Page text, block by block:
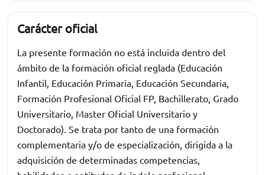
Carácter oficial
La presente formación no está incluida dentro del
ámbito de la formación oficial reglada (Educación
Infantil, Educación Primaria, Educación Secundaria,
Formación Profesional Oficial FP, Bachillerato, Grado
Universitario, Master Oficial Universitario y
Doctorado). Se trata por tanto de una formación
complementaria y/o de especialización, dirigida a la
adquisición de determinadas competencias,